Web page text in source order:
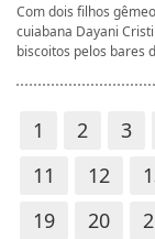
Com dois filhos
cuiabana Dayani
biscoitos pelos bares
1 2 3
11
12
19
20